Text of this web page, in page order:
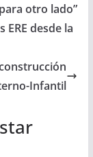
otro lado”
desde la
Infantil